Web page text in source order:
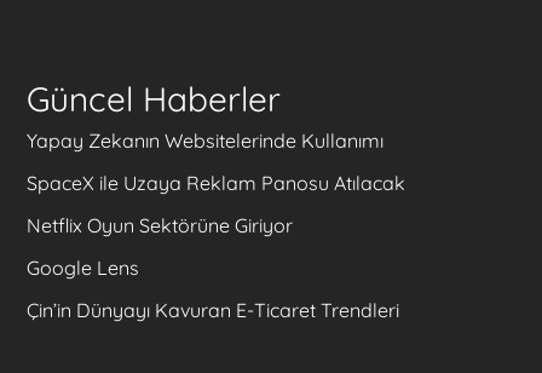
Güncel Haberler
Yapay Zekanın Websitelerinde Kullanımı
SpaceX ile Uzaya Reklam Panosu Atılacak
Netflix Oyun Sektörüne Giriyor
Google Lens
Çin’in Dünyayı Kavuran E-Ticaret Trendleri